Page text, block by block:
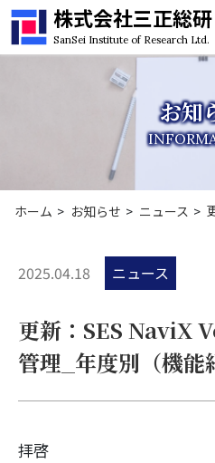
株式会社三正総研
SanSei Institute of Research Ltd.
お知
ホーム お知らせ ニュース
2025.04.18 ニュース
更新：SES NaviX
管理_年度別（機能
拝啓